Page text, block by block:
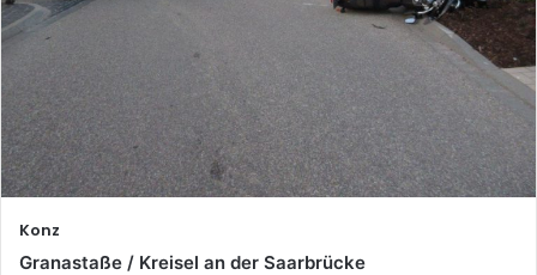
Konz
Granastaße / Kreisel an der Saarbrücke